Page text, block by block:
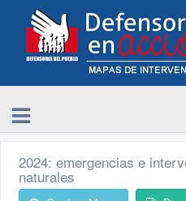
2024: emergencias e
naturales